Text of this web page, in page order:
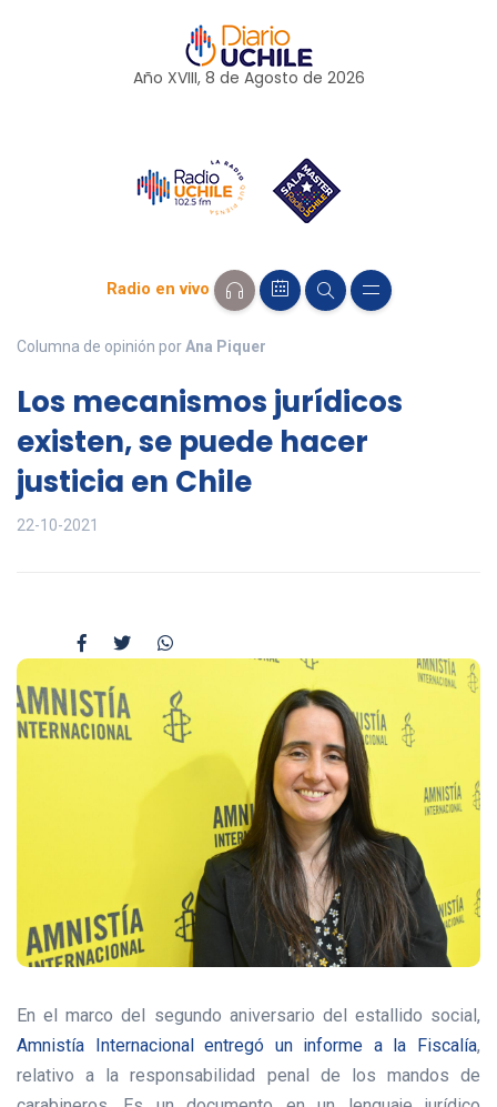
Año XVIII, 8 de Agosto de 2026
Radio en vivo
Columna de opinión porAna Piquer
Los mecanismos jurídicos
existen, se puede hacer
justicia en Chile
22-10-2021
En el marco del segundo aniversario del estallido social,
Amnistía Internacional entregó un informe a la Fiscalía,
relativo a la responsabilidad penal de los mandos de